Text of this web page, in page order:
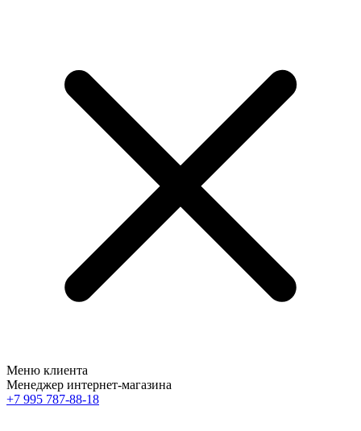
Меню клиента
Менеджер интернет-магазина
+7 995 787-88-18